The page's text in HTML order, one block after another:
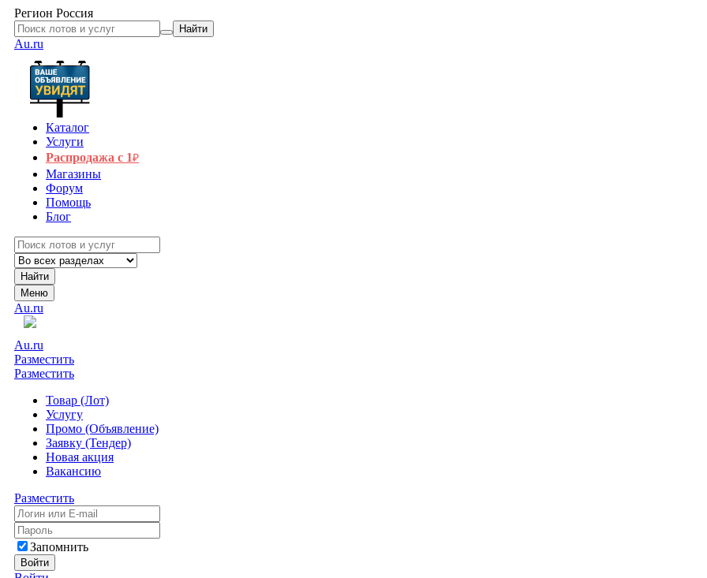
Регион Россия
Найти
Au.ru
Каталог
Услуги
Распродажа с 1₽
Магазины
Форум
Помощь
Блог
Найти
Меню
Au.ru
Au.ru
Разместить
Разместить
Товар (Лот)
Услугу
Промо (Объявление)
Заявку (Тендер)
Новая акция
Вакансию
Разместить
Запомнить
Войти